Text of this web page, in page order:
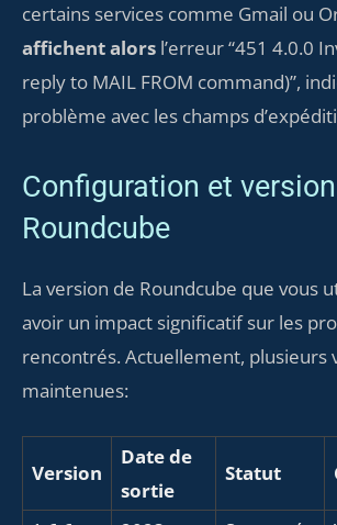
certains services comme Gmail ou
affichent alors l’erreur “451 4.0.0
reply to MAIL FROM command)”,
problème avec les champs
Configuration et
Roundcube
La version de Roundcube que vous
avoir un impact significatif sur les
rencontrés. Actuellement, plusieurs
maintenues:
Version
Date de
sortie
Statut